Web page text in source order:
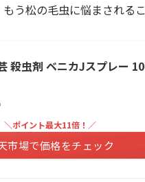
う松の毛虫に悩まされる
殺虫剤 ベニカJスプレー
＼ポイント最大11倍！／
市場で価格をチェック